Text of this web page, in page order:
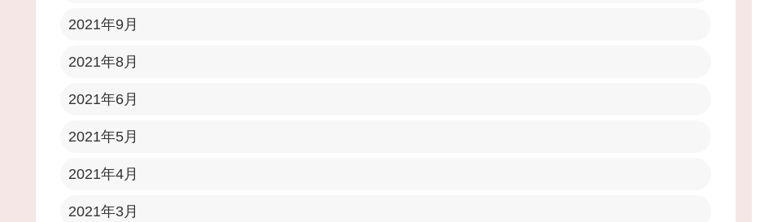
2021年9月
2021年8月
2021年6月
2021年5月
2021年4月
2021年3月